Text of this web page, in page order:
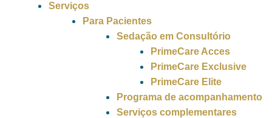
Serviços
Para Pacientes
Sedação em Consultório
PrimeCare Acces
PrimeCare Exclusive
PrimeCare Elite
Programa de acompanhamento
Serviços complementares